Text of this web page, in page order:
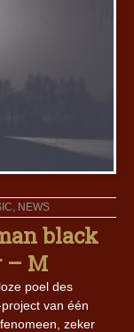
, NEWS
black
– M
poel des
van één
zeker